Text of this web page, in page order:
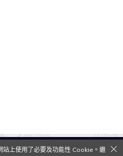
© 2026
站上使用了必要及功能性 Cookie。繼